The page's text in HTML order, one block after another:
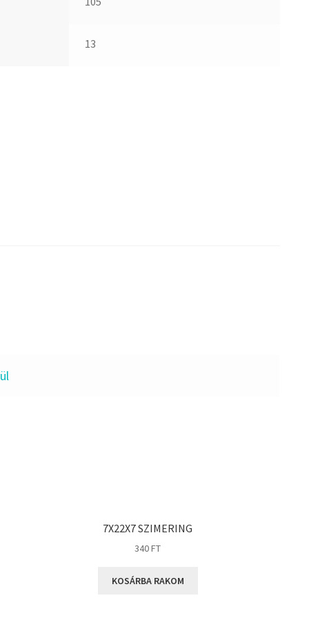
13
7X22X7 SZIMERING
340FT
KOSÁRBA RAKOM